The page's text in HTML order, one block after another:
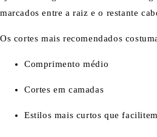
marcados entre a raiz e o restante
Os cortes mais recomendados
Comprimento médio
Cortes em camadas
Estilos mais curtos que